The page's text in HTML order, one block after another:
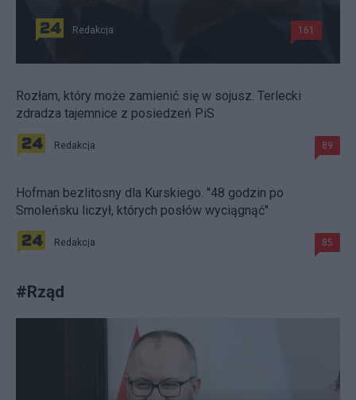
Redakcja 161
Rozłam, który może zamienić się w sojusz. Terlecki
zdradza tajemnice z posiedzeń PiS
Redakcja 89
Hofman bezlitosny dla Kurskiego. "48 godzin po
Smoleńsku liczył, których posłów wyciągnąć"
Redakcja 85
#Rząd